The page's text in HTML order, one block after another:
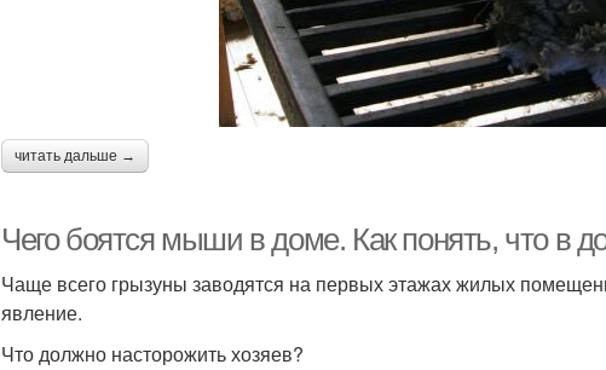
читать дальше →
Чего боятся мыши в доме. Как понять, что в
Чаще всего грызуны заводятся на первых этажах жилых
явление.
Что должно насторожить хозяев?